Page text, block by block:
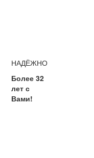
НАДЁЖНО
Более 32
лет с
Вами!